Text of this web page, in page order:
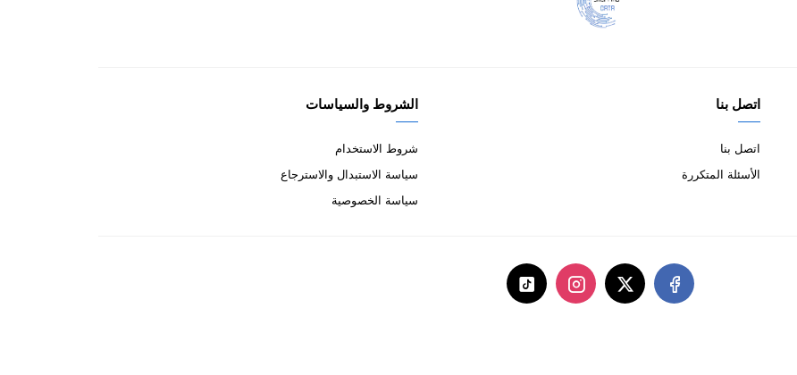
اتصل بنا
اتصل بنا
الأسئلة المتكررة
الشروط والسياسات
شروط الاستخدام
سياسة الاستبدال والاسترجاع
سياسة الخصوصية